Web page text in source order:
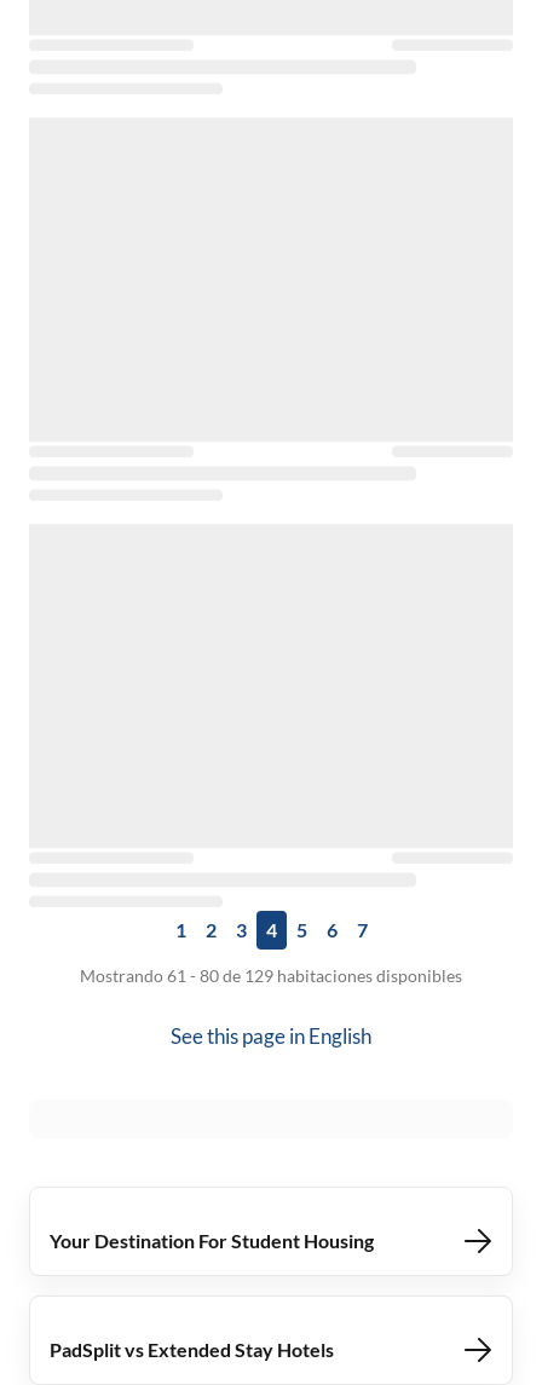
1 2 3 4 5 6 7
Mostrando 61 - 80 de 129 habitaciones disponibles
See this page inEnglish
Your Destination For Student Housing
PadSplit vs Extended Stay Hotels